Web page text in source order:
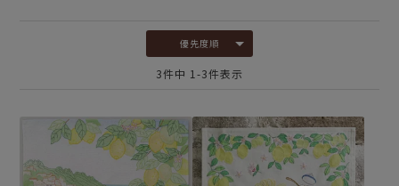
優先度順
3件中 1 -3件表示